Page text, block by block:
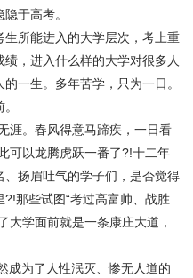
于高考。
所能进入的大学层次，考上重
，进入什么样的大学对很多人
一生。多年苦学，只为一日。
。春风得意马蹄疾，一日看
可以龙腾虎跃一番了?!十二年
扬眉吐气的学子们，是否觉得
那些试图“考过高富帅、战胜
大学面前就是一条康庄大道，
为了人性泯灭、惨无人道的